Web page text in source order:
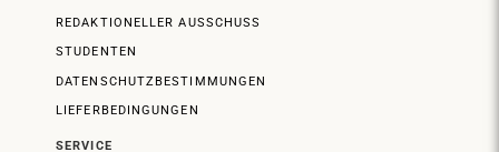
REDAKTIONELLER AUSSCHUSS
STUDENTEN
DATENSCHUTZBESTIMMUNGEN
LIEFERBEDINGUNGEN
SERVICE